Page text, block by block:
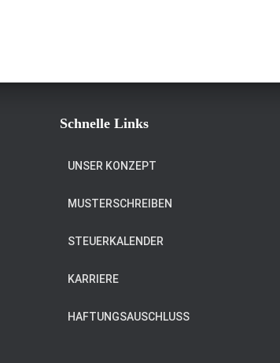
Schnelle Links
UNSER KONZEPT
MUSTERSCHREIBEN
STEUERKALENDER
KARRIERE
HAFTUNGSAUSCHLUSS